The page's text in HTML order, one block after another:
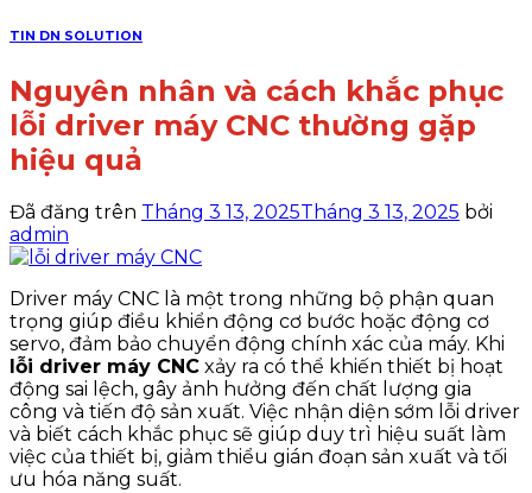
TIN DN SOLUTION
Nguyên nhân và cách khắc phục
lỗi driver máy CNC thường gặp
hiệu quả
Đã đăng trên Tháng 3 13, 2025Tháng 3 13, 2025 bởi
admin
Driver máy CNC là một trong những bộ phận quan
trọng giúp điều khiển động cơ bước hoặc động cơ
servo, đảm bảo chuyển động chính xác của máy. Khi
lỗi driver máy CNC xảy ra có thể khiến thiết bị hoạt
động sai lệch, gây ảnh hưởng đến chất lượng gia
công và tiến độ sản xuất. Việc nhận diện sớm lỗi driver
và biết cách khắc phục sẽ giúp duy trì hiệu suất làm
việc của thiết bị, giảm thiểu gián đoạn sản xuất và tối
ưu hóa năng suất.